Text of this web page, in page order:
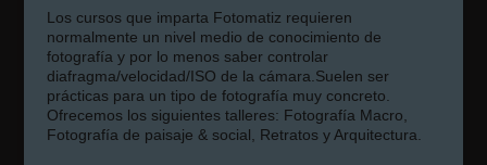
Los cursos que imparta Fotomatiz requieren
normalmente un nivel medio de conocimiento de
fotografía y por lo menos saber controlar
diafragma/velocidad/ISO de la cámara.Suelen ser
prácticas para un tipo de fotografía muy concreto.
Ofrecemos los siguientes talleres: Fotografía Macro,
Fotografía de paisaje & social, Retratos y Arquitectura.